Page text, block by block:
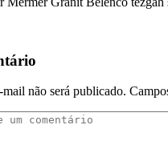
não será publicado.